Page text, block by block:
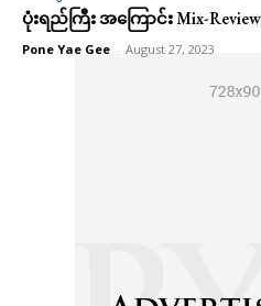
ပုံးရည်ကြီး အကြောင်း Mix-
Pone Yae Gee - August 27, 2023